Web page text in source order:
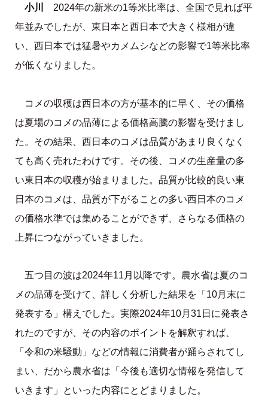
小川
2024年の新米の1等米比率は、全国で見れば平
年並みでしたが、東日本と西日本で大きく様相が違
い、西日本では猛暑やカメムシなどの影響で1等米比率
が低くなりました。
コメの収穫は西日本の方が基本的に早く、その価格
は夏場のコメの品薄による価格高騰の影響を受けまし
た。その結果、西日本のコメは品質があまり良くなく
ても高く売れたわけです。その後、コメの生産量の多
い東日本の収穫が始まりました。品質が比較的良い東
日本のコメは、品質が下がることの多い西日本のコメ
の価格水準では集めることができず、さらなる価格の
上昇につながっていきました。
五つ目の波は2024年11月以降です。農水省は夏のコ
メの品薄を受けて、詳しく分析した結果を「10月末に
発表する」構えでした。実際2024年10月31日に発表さ
れたのですが、その内容のポイントを解釈すれば、
「令和の米騒動」 などの情報に消費者が踊らされてし
まい、だから農水省は「今後も適切な情報を発信して
いきます」といった内容にとどまりました。